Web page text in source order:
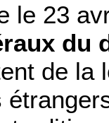
le 23
du
de la